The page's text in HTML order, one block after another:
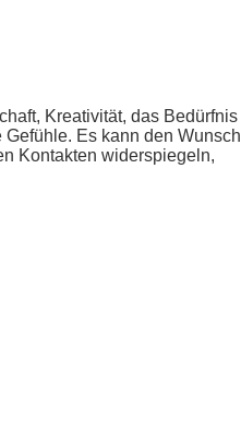
Kreativität, das Bedürfnis
Es kann den Wunsch
Kontakten widerspiegeln,